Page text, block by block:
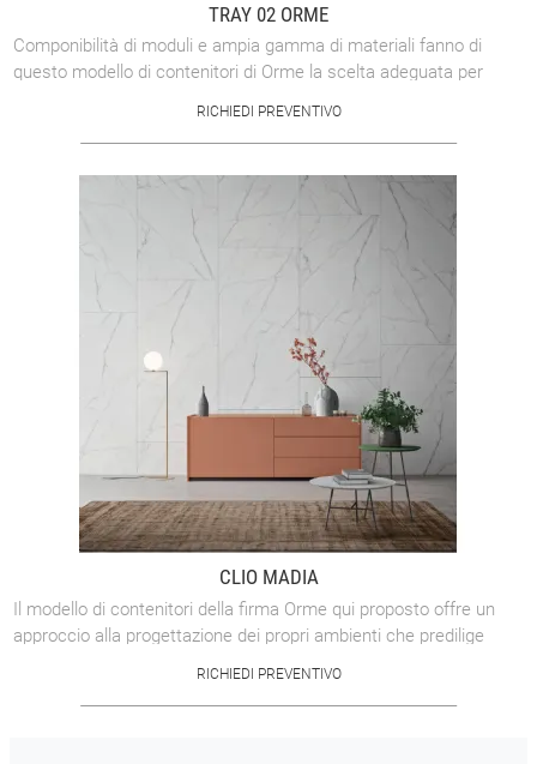
TRAY 02 ORME
Componibilità di moduli e ampia gamma di materiali fanno di
questo modello di contenitori di Orme la scelta adeguata per
RICHIEDI PREVENTIVO
CLIO MADIA
Il modello di contenitori della firma Orme qui proposto offre un
approccio alla progettazione dei propri ambienti che predilige
RICHIEDI PREVENTIVO